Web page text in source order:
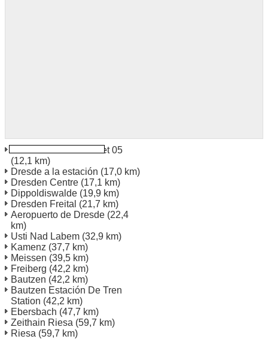
Dresden Hauboldstreet 05
(12,1 km)
Dresde a la estación (17,0 km)
Dresden Centre (17,1 km)
Dippoldiswalde (19,9 km)
Dresden Freital (21,7 km)
Aeropuerto de Dresde (22,4
km)
Usti Nad Labem (32,9 km)
Kamenz (37,7 km)
Meissen (39,5 km)
Freiberg (42,2 km)
Bautzen (42,2 km)
Bautzen Estación De Tren
Station (42,2 km)
Ebersbach (47,7 km)
Zeithain Riesa (59,7 km)
Riesa (59,7 km)